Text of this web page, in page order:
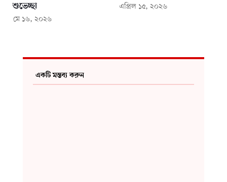
শুভেচ্ছা
মে ১৬, ২০২৬
এপ্রিল ১৫, ২০২৬
একটি মন্তব্য করুন